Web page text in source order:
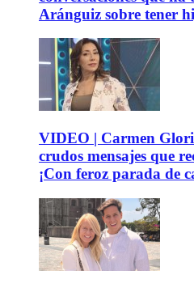
Aránguiz sobre tener
VIDEO | Carmen
crudos mensajes que
¡Con feroz parada de